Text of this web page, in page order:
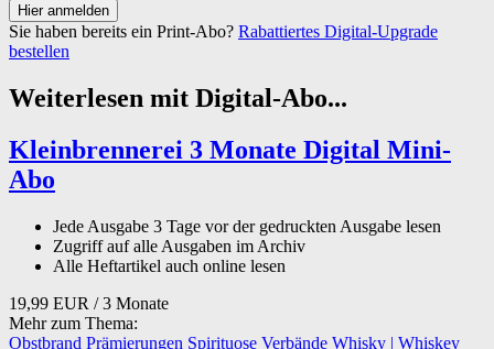
Sie haben bereits ein Print-Abo? Rabattiertes Digital-Upgrade
bestellen
Weiterlesen mit Digital-Abo...
Kleinbrennerei 3 Monate Digital Mini-
Abo
Jede Ausgabe 3 Tage vor der gedruckten Ausgabe lesen
Zugriff auf alle Ausgaben im Archiv
Alle Heftartikel auch online lesen
19,99 EUR / 3 Monate
Mehr zum Thema:
Obstbrand Prämierungen Spirituose Verbände Whisky | Whiskey